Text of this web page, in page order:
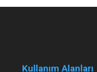
Kullanım Alanları